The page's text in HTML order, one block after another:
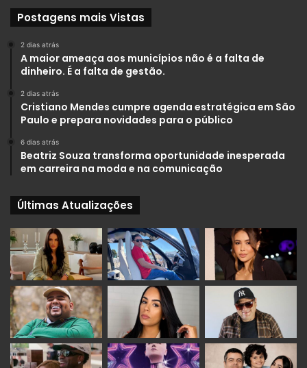
Postagens mais Vistas
2 dias atrás
A maior ameaça aos municípios não é a falta de
dinheiro. É a falta de gestão.
2 dias atrás
Cristiano Mendes cumpre agenda estratégica em São
Paulo e prepara novidades para o público
6 dias atrás
Beatriz Souza transforma oportunidade inesperada
em carreira na moda e na comunicação
Últimas Atualizações